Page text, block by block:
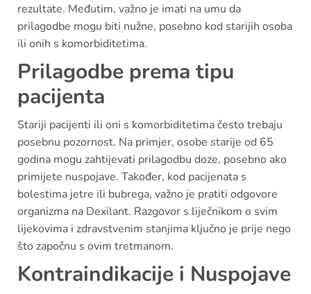
rezultate. Međutim, važno je imati na umu da
prilagodbe mogu biti nužne, posebno kod starijih osoba
ili onih s komorbiditetima.
Prilagodbe prema tipu
pacijenta
Stariji pacijenti ili oni s komorbiditetima često trebaju
posebnu pozornost. Na primjer, osobe starije od 65
godina mogu zahtijevati prilagodbu doze, posebno ako
primijete nuspojave. Također, kod pacijenata s
bolestima jetre ili bubrega, važno je pratiti odgovore
organizma na Dexilant. Razgovor s liječnikom o svim
lijekovima i zdravstvenim stanjima ključno je prije nego
što započnu s ovim tretmanom.
Kontraindikacije i Nuspojave